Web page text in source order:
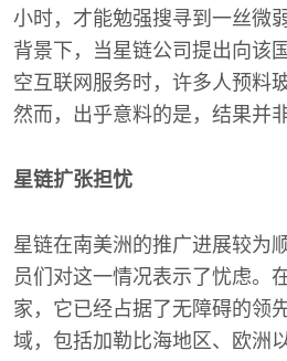
小时，才能勉强搜寻到一丝微
背景下，当星链公司提出向该
空互联网服务时，许多人预料
然而，出乎意料的是，结果并
星链扩张担忧
星链在南美洲的推广进展较为
员们对这一情况表示了忧虑。
家，它已经占据了无障碍的领
域，包括加勒比海地区、欧洲